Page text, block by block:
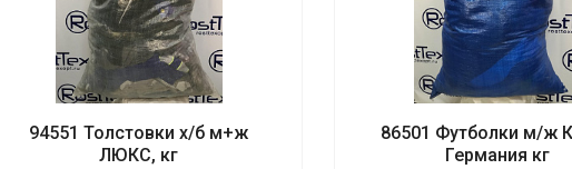
94551 Толстовки х/б м+ж
ЛЮКС, кг
86501 Футболки м/ж
Германия кг